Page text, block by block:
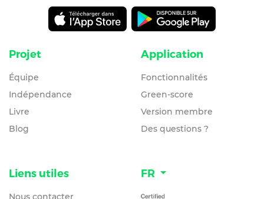
Projet
Équipe
Indépendance
Livre
Blog
Application
Fonctionnalités
Green-score
Version membre
Des questions ?
Liens utiles FR